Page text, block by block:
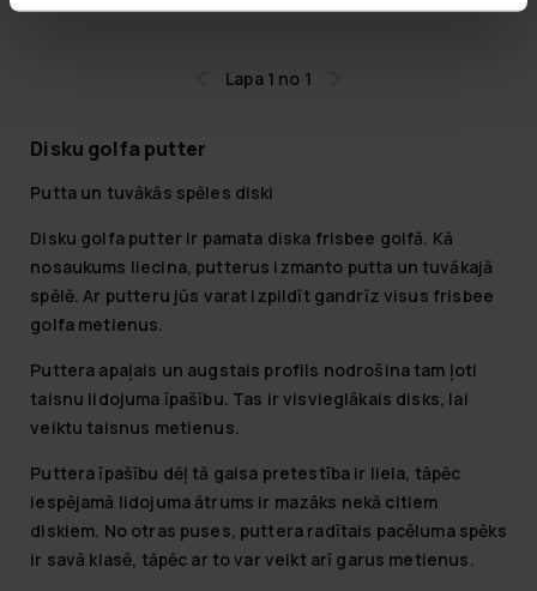
Lapa 1 no 1
Disku golfa putter
Putta un tuvākās spēles diski
Disku golfa putter ir pamata diska frisbee golfā. Kā
nosaukums liecina, putterus izmanto putta un tuvākajā
spēlē. Ar putteru jūs varat izpildīt gandrīz visus frisbee
golfa metienus.
Puttera apaļais un augstais profils nodrošina tam ļoti
taisnu lidojuma īpašību. Tas ir visvieglākais disks, lai
veiktu taisnus metienus.
Puttera īpašību dēļ tā gaisa pretestība ir liela, tāpēc
iespējamā lidojuma ātrums ir mazāks nekā citiem
diskiem. No otras puses, puttera radītais pacēluma spēks
ir savā klasē, tāpēc ar to var veikt arī garus metienus.